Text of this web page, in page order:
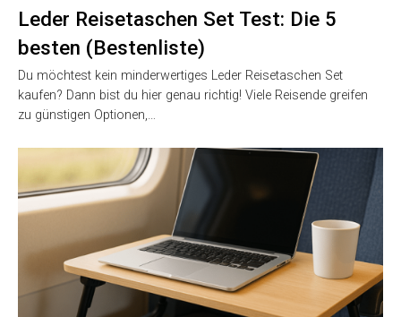
Leder Reisetaschen Set Test: Die 5
besten (Bestenliste)
Du möchtest kein minderwertiges Leder Reisetaschen Set
kaufen? Dann bist du hier genau richtig! Viele Reisende greifen
zu günstigen Optionen,…